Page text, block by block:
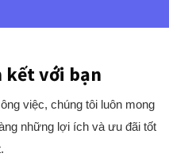
kết với bạn
việc, chúng tôi luôn mong
những lợi ích và ưu đãi tốt